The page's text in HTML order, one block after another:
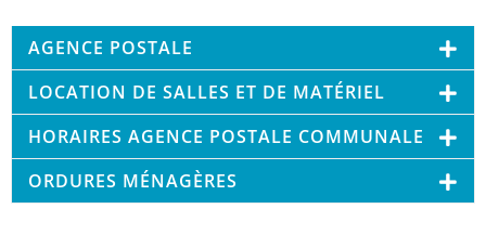
AGENCE POSTALE
LOCATION DE SALLES ET DE MATÉRIEL
HORAIRES AGENCE POSTALE COMMUNALE
ORDURES MÉNAGÈRES